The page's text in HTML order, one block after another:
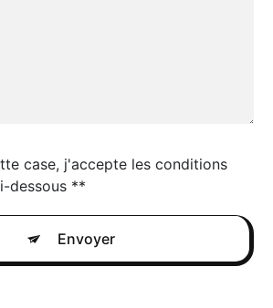
case, j'accepte les conditions
dessous **
Envoyer